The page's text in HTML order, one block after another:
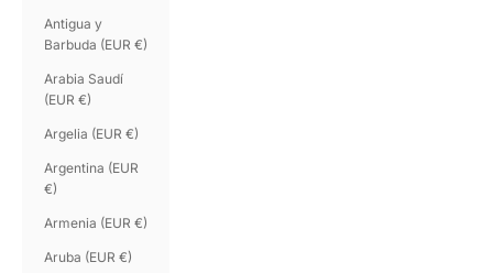
Antigua y
Barbuda (EUR €)
Arabia Saudí
(EUR €)
Argelia (EUR €)
Argentina (EUR
€)
Armenia (EUR €)
Aruba (EUR €)